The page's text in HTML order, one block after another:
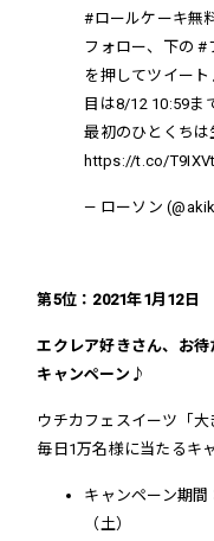
#ロールケーキ無
フォロー、下の#
を押してツイー
目は8/12 10:59ま
最初のひとくち
https://t.co/
— ローソン
第5位：2021年1月12日
エクレア好きさん、お
キャンペーン♪
ウチカフェスイーツ「
毎日1万名様に当たるキ
キャンペーン期間
（土）